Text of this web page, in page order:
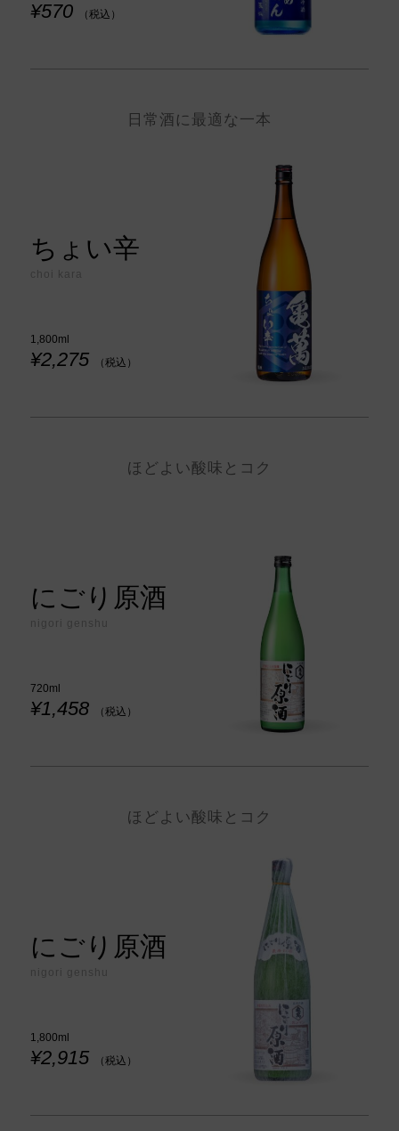
¥570 （税込）
日常酒に最適な一本
ちょい辛
choi kara
1,800ml
¥2,275 （税込）
ほどよい酸味とコク
にごり原酒
nigori genshu
720ml
¥1,458 （税込）
ほどよい酸味とコク
にごり原酒
nigori genshu
1,800ml
¥2,915 （税込）